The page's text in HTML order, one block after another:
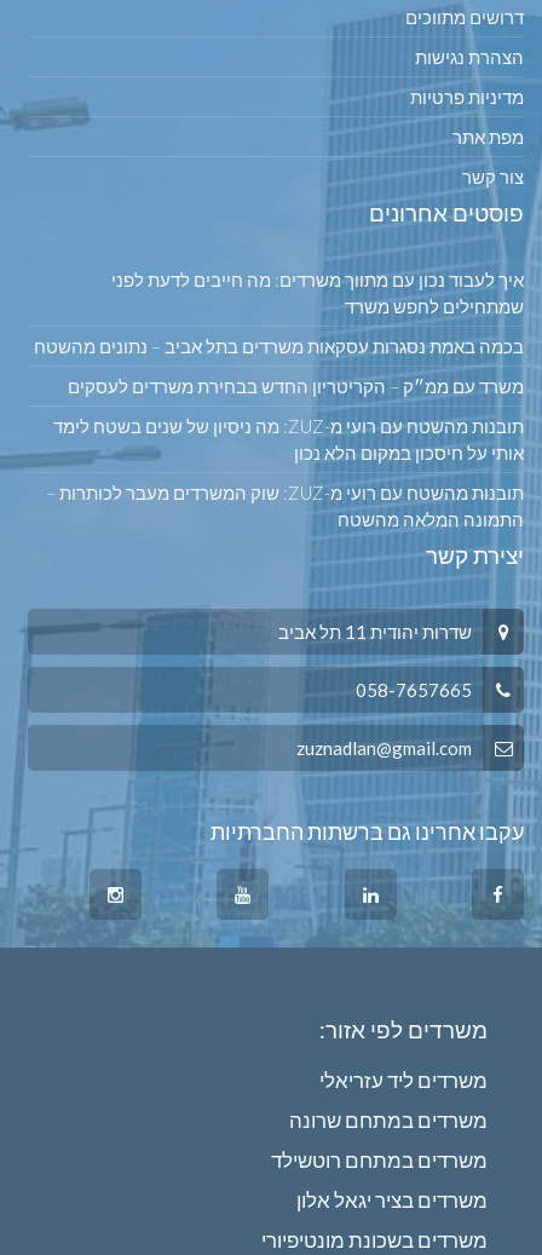
דרושים מתווכים
הצהרת נגישות
מדיניות פרטיות
מפת אתר
צור קשר
פוסטים אחרונים
איך לעבוד נכון עם מתווך משרדים: מה חייבים לדעת לפני
שמתחילים לחפש משרד
בכמה באמת נסגרות עסקאות משרדים בתל אביב – נתונים מהשטח
משרד עם ממ״ק – הקריטריון החדש בבחירת משרדים לעסקים
תובנות מהשטח עם רועי מ-ZUZ: מה ניסיון של שנים בשטח לימד
אותי על חיסכון במקום הלא נכון
תובנות מהשטח עם רועי מ-ZUZ: שוק המשרדים מעבר לכותרות –
התמונה המלאה מהשטח
יצירת קשר
שדרות יהודית 11 תל אביב
עקבו אחרינו גם ברשתות החברתיות
משרדים לפי אזור:
משרדים ליד עזריאלי
משרדים במתחם שרונה
משרדים במתחם רוטשילד
משרדים בציר יגאל אלון
משרדים בשכונת מונטיפיורי